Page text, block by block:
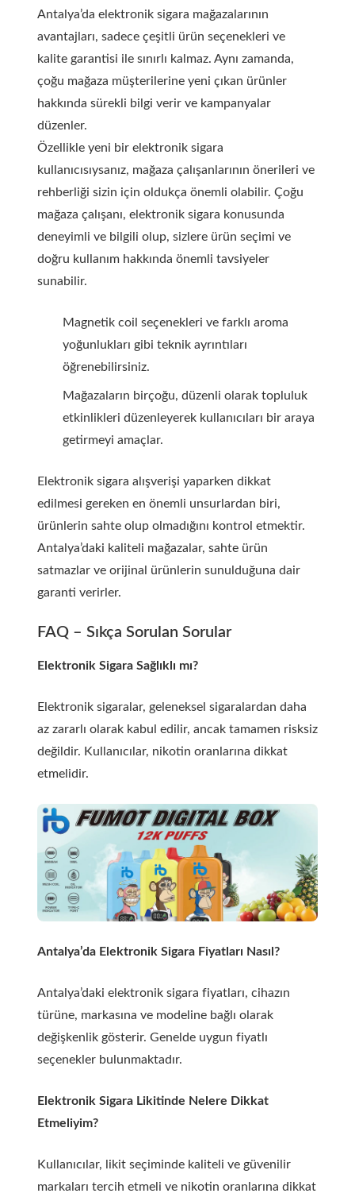
Antalya’da elektronik sigara mağazalarının
avantajları, sadece çeşitli ürün seçenekleri ve
kalite garantisi ile sınırlı kalmaz. Aynı zamanda,
çoğu mağaza müşterilerine yeni çıkan ürünler
hakkında sürekli bilgi verir ve kampanyalar
düzenler.
Özellikle yeni bir elektronik sigara
kullanıcısıysanız, mağaza çalışanlarının önerileri ve
rehberliği sizin için oldukça önemli olabilir. Çoğu
mağaza çalışanı, elektronik sigara konusunda
deneyimli ve bilgili olup, sizlere ürün seçimi ve
doğru kullanım hakkında önemli tavsiyeler
sunabilir.
Magnetik coil seçenekleri ve farklı aroma
yoğunlukları gibi teknik ayrıntıları
öğrenebilirsiniz.
Mağazaların birçoğu, düzenli olarak topluluk
etkinlikleri düzenleyerek kullanıcıları bir araya
getirmeyi amaçlar.
Elektronik sigara alışverişi yaparken dikkat
edilmesi gereken en önemli unsurlardan biri,
ürünlerin sahte olup olmadığını kontrol etmektir.
Antalya’daki kaliteli mağazalar, sahte ürün
satmazlar ve orijinal ürünlerin sunulduğuna dair
garanti verirler.
FAQ – Sıkça Sorulan Sorular
Elektronik Sigara Sağlıklı mı?
Elektronik sigaralar, geleneksel sigaralardan daha
az zararlı olarak kabul edilir, ancak tamamen risksiz
değildir. Kullanıcılar, nikotin oranlarına dikkat
etmelidir.
Antalya’da Elektronik Sigara Fiyatları Nasıl?
Antalya’daki elektronik sigara fiyatları, cihazın
türüne, markasına ve modeline bağlı olarak
değişkenlik gösterir. Genelde uygun fiyatlı
seçenekler bulunmaktadır.
Elektronik Sigara Likitinde Nelere Dikkat
Etmeliyim?
Kullanıcılar, likit seçiminde kaliteli ve güvenilir
markaları tercih etmeli ve nikotin oranlarına dikkat